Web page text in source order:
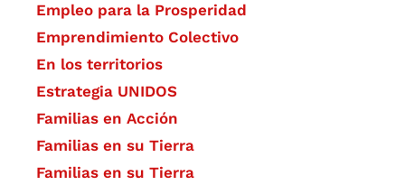
Empleo para la Prosperidad
Emprendimiento Colectivo
En los territorios
Estrategia UNIDOS
Familias en Acción
Familias en su Tierra
Familias en su Tierra